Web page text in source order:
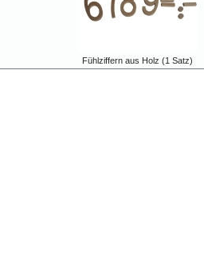
Fühlziffern aus Holz (1 Satz)